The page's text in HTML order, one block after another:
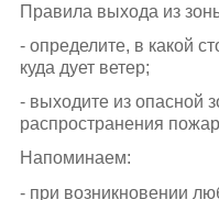
Правила выхода из
- определите, в какой
куда дует ветер;
- выходите из опасной
распространения
Напоминаем:
- при возникновении